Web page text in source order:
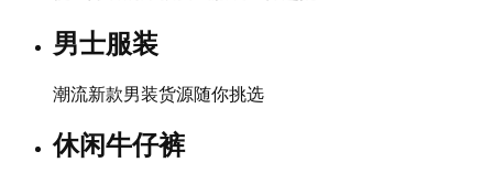
男士服装
潮流新款男装货源随你挑选
休闲牛仔裤